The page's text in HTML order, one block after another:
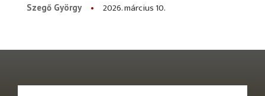
Szegő György
2026. március 10.